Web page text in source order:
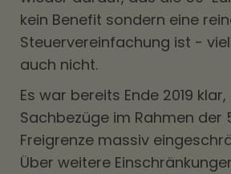
kein Benefit sondern eine
Steuervereinfachung ist -
auch nicht.
Es war bereits Ende 2019
Sachbezüge im Rahmen der
Freigrenze massiv
Über weitere